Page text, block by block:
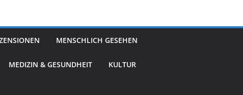
MENSCHLICH GESEHEN
MEDIZIN & GESUNDHEIT KULTUR